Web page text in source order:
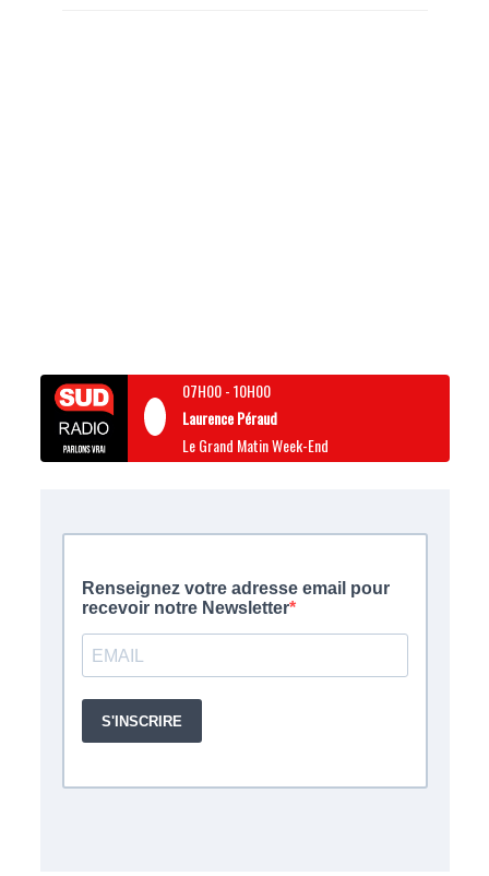
07H00-10H00
Laurence Péraud
Le Grand Matin Week-End